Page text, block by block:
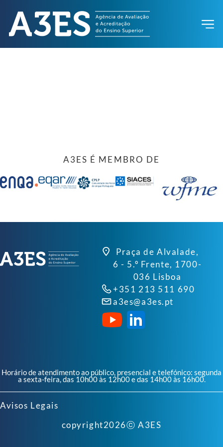
A3ES É MEMBRO DE
Praça de Alvalade,
6 - 5.º Frente, 1700-
036 Lisboa
+351 213 511 690
a3es@a3es.pt
Horário de atendimento ao público, presencial e telefónico: segunda
a sexta-feira, das 10h00 às 12h00 e das 14h00 às 16h00.
Avisos Legais
copyright2026ⓒ A3ES